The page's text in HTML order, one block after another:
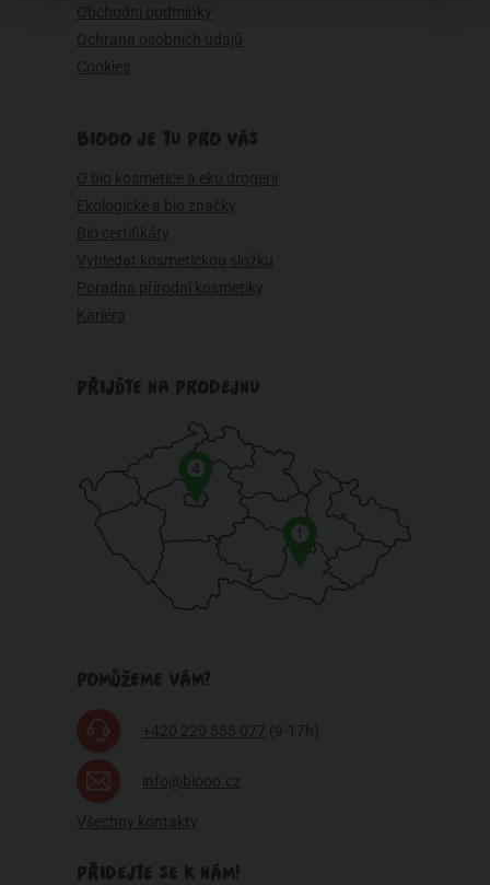
Obchodní podmínky
Ochrana osobních údajů
Cookies
BIOOO JE TU PRO VÁS
O bio kosmetice a eko drogerii
Ekologické a bio značky
Bio certifikáty
Vyhledat kosmetickou složku
Poradna přírodní kosmetiky
Kariéra
PŘIJĎTE NA PRODEJNU
1
4
POMŮŽEME VÁM?
+420 220 555 077 (9-17h)
info@biooo.cz
Všechny kontakty
PŘIDEJTE SE K NÁM!